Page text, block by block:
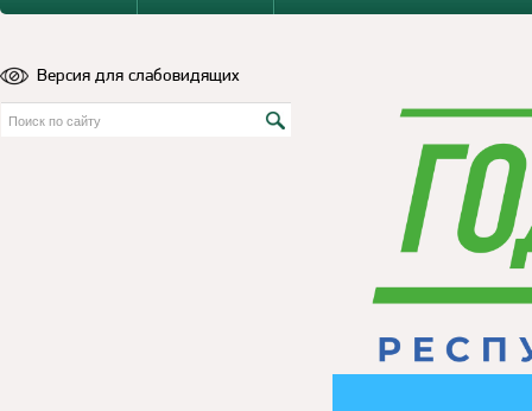
Версия для слабовидящих